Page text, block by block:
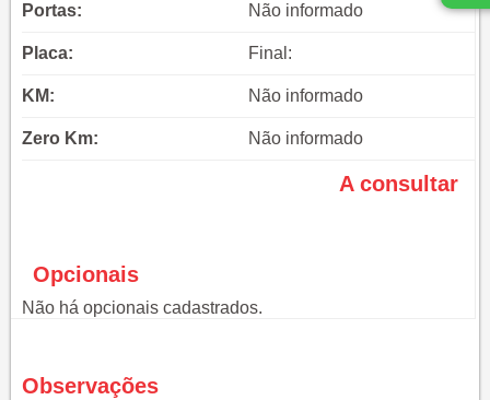
Portas: Não informado
Placa: Final:
KM: Não informado
Zero Km: Não informado
A consultar
Opcionais
Não há opcionais cadastrados.
Observações